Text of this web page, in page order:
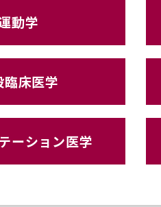
動学
臨床医学
ーション医学